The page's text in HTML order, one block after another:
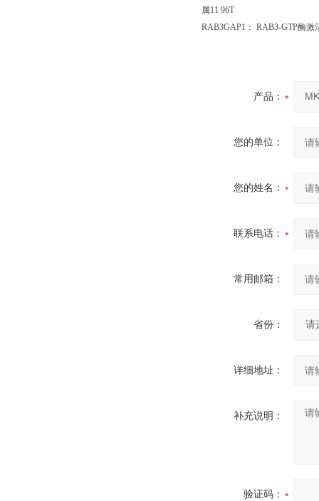
属11 96T
RAB3GAP1 ： RAB3-GTP酶激
产品：
您的单位：
您的姓名：
联系电话：
常用邮箱：
省份：
详细地址：
补充说明：
验证码：